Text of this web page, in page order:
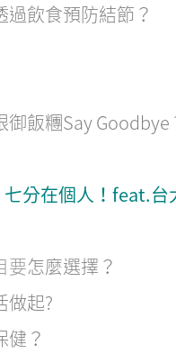
飲食預防結節？
飯糰Say Goodbye
分在個人！feat.
要怎麼選擇？
做起?
？